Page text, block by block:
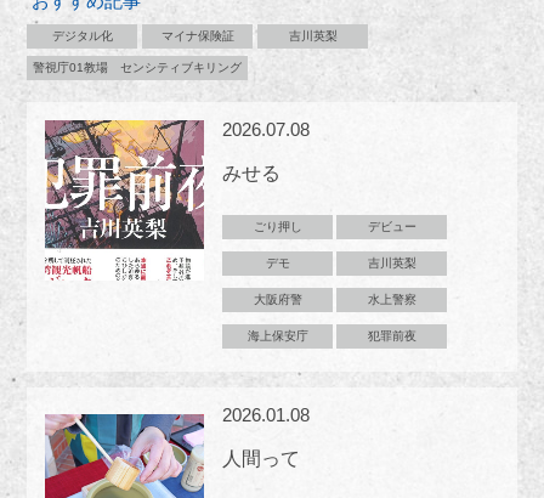
デジタル化 マイナ保険証 吉川英梨
警視庁01教場 センシティブキリング
2026.07.08
みせる
ごり押し デビュー
デモ 吉川英梨
大阪府警 水上警察
海上保安庁 犯罪前夜
2026.01.08
人間って